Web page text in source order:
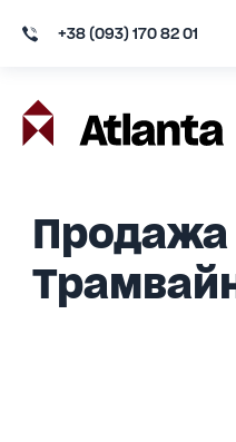
+38 (093) 170 82 01
Продажа